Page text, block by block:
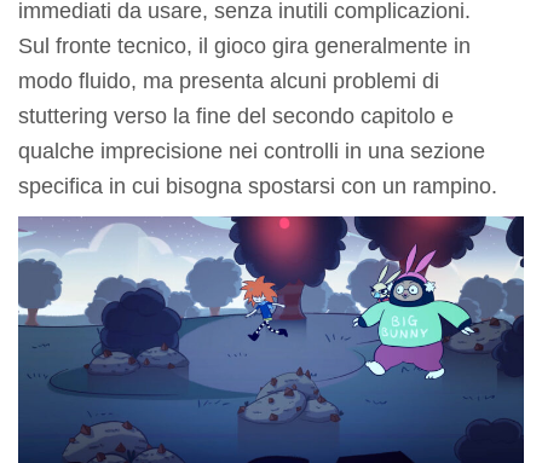
immediati da usare, senza inutili complicazioni.
Sul fronte tecnico, il gioco gira generalmente in
modo fluido, ma presenta alcuni problemi di
stuttering verso la fine del secondo capitolo e
qualche imprecisione nei controlli in una sezione
specifica in cui bisogna spostarsi con un rampino.